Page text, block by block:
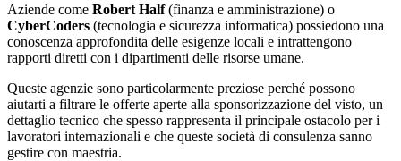
Aziende come Robert Half(finanza e amministrazione) o
CyberCoders (tecnologia e sicurezza informatica) possiedono una
conoscenza approfondita delle esigenze locali e intrattengono
rapporti diretti con i dipartimenti delle risorse umane.
Queste agenzie sono particolarmente preziose perché possono
aiutarti a filtrare le offerte aperte alla sponsorizzazione del visto, un
dettaglio tecnico che spesso rappresenta il principale ostacolo per i
lavoratori internazionali e che queste società di consulenza sanno
gestire con maestria.